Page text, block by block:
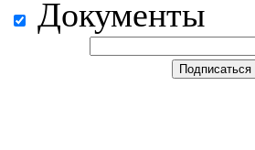
Документы